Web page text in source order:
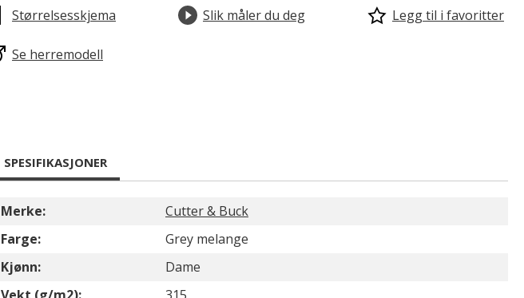
Størrelsesskjema Slik måler du deg Legg til i favoritter
Se herremodell
SPESIFIKASJONER
Merke:
Cutter & Buck
Farge:
Grey melange
Kjønn:
Dame